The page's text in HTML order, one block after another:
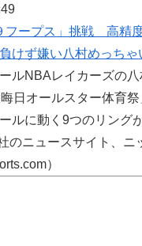
フープス」挑戦 高精
けず嫌い八村めっちゃ
ルNBAレイカーズの八
日オールスター体育祭
ルに動く9つのリング
のニュースサイト、ニ
）